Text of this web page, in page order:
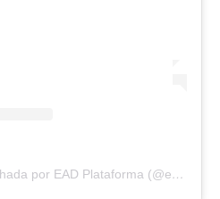
Uma publicação compartilhada por EAD Plataforma (@eadplataforma)